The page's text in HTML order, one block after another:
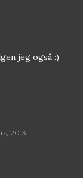
jeg også :)
2013